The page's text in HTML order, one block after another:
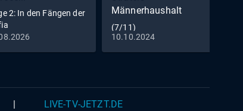
2: In den Fängen der
Männerhaushalt
(7/11)
10.10.2024
LIVE-TV-JETZT.DE